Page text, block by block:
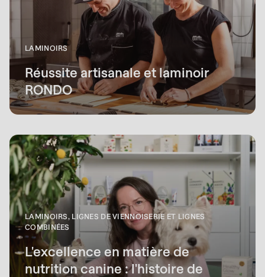
LAMINOIRS
Réussite artisanale et laminoir
RONDO
LAMINOIRS, LIGNES DE VIENNOISERIE ET LIGNES
COMBINÉES
L'excellence en matière de
nutrition canine : l'histoire de